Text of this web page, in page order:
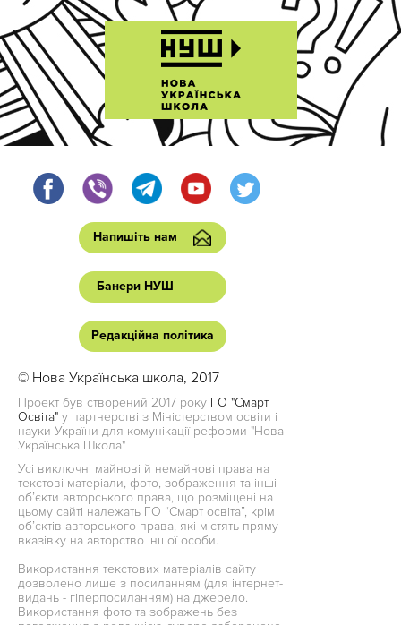
Напишіть нам
Банери НУШ
Редакційна політика
© Нова Українська школа, 2017
Проект був створений 2017 року ГО "Смарт
Освіта" у партнерстві з Міністерством освіти і
науки України для комунікації реформи "Нова
Українська Школа"
Усі виключні майнові й немайнові права на
текстові матеріали, фото, зображення та інші
об’єкти авторського права, що розміщені на
цьому сайті належать ГО “Смарт освіта”, крім
об’єктів авторського права, які містять пряму
вказівку на авторство іншої особи.
Використання текстових матеріалів сайту
дозволено лише з посиланням (для інтернет-
видань - гіперпосиланням) на джерело.
Використання фото та зображень без